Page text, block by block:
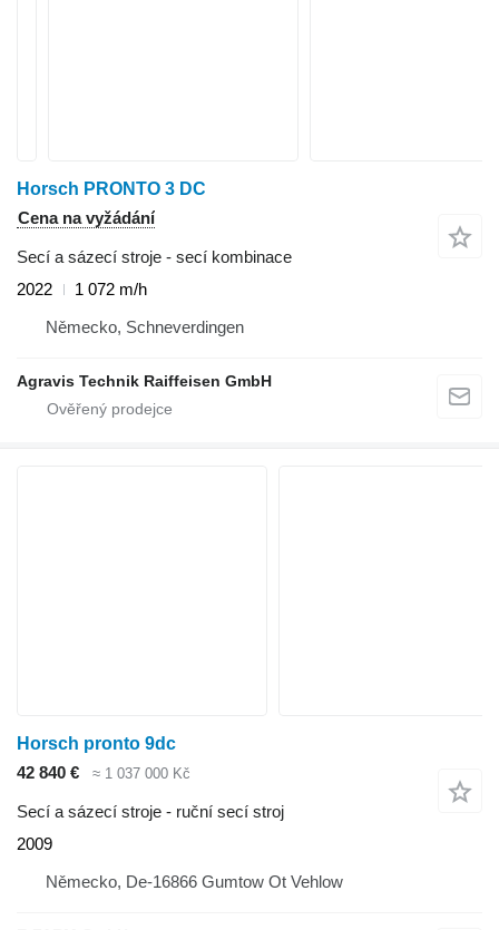
Horsch PRONTO 3 DC
Cena na vyžádání
Secí a sázecí stroje - secí kombinace
2022
1 072 m/h
Německo, Schneverdingen
Agravis Technik Raiffeisen GmbH
Horsch pronto 9dc
42 840 €
≈ 1 037 000 Kč
Secí a sázecí stroje - ruční secí stroj
2009
Německo, De-16866 Gumtow Ot Vehlow